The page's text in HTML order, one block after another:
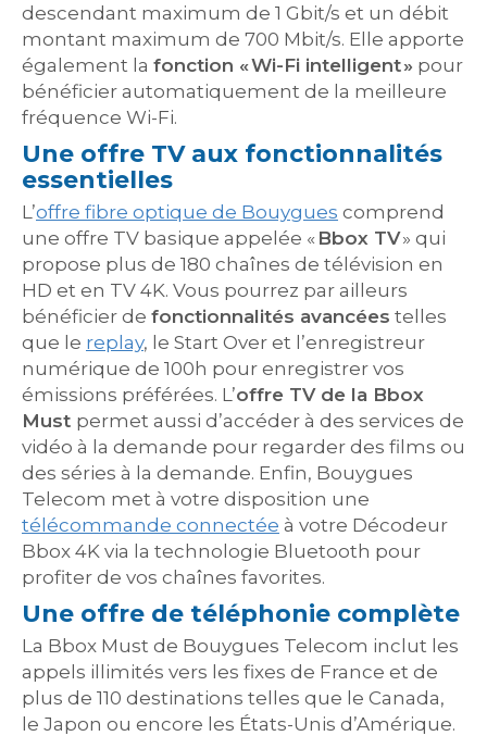
descendant maximum de 1 Gbit/s et un débit
montant maximum de 700 Mbit/s. Elle apporte
également la fonction « Wi-Fi intelligent » pour
bénéficier automatiquement de la meilleure
fréquence Wi-Fi.
Une offre TV aux fonctionnalités
essentielles
L’offre fibre optique de Bouygues comprend
une offre TV basique appelée « Bbox TV» qui
propose plus de 180 chaînes de télévision en
HD et en TV 4K. Vous pourrez par ailleurs
bénéficier de fonctionnalités avancées telles
que le replay, le Start Over et l’enregistreur
numérique de 100h pour enregistrer vos
émissions préférées. L’offre TV de la Bbox
Must permet aussi d’accéder à des services de
vidéo à la demande pour regarder des films ou
des séries à la demande. Enfin, Bouygues
Telecom met à votre disposition une
télécommande connectée à votre Décodeur
Bbox 4K via la technologie Bluetooth pour
profiter de vos chaînes favorites.
Une offre de téléphonie complète
La Bbox Must de Bouygues Telecom inclut les
appels illimités vers les fixes de France et de
plus de 110 destinations telles que le Canada,
le Japon ou encore les États-Unis d’Amérique.